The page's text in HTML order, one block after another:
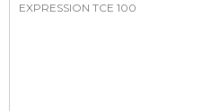
EXPRESSION TCE 100